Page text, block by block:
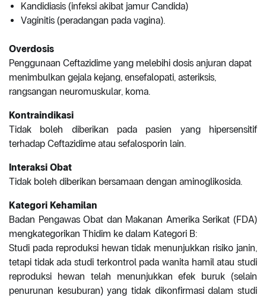
Kandidiasis (infeksi akibat jamur Candida)
Vaginitis (peradangan pada vagina).
Overdosis
Penggunaan Ceftazidime yang melebihi dosis anjuran dapat
menimbulkan gejala kejang, ensefalopati, asteriksis,
rangsangan neuromuskular, koma.
Kontraindikasi
Tidak boleh diberikan pada pasien yang hipersensitif
terhadap Ceftazidime atau sefalosporin lain.
Interaksi Obat
Tidak boleh diberikan bersamaan dengan aminoglikosida.
Kategori Kehamilan
Badan Pengawas Obat dan Makanan Amerika Serikat (FDA)
mengkategorikan Thidim ke dalam Kategori B:
Studi pada reproduksi hewan tidak menunjukkan risiko janin,
tetapi tidak ada studi terkontrol pada wanita hamil atau studi
reproduksi hewan telah menunjukkan efek buruk (selain
penurunan kesuburan) yang tidak dikonfirmasi dalam studi